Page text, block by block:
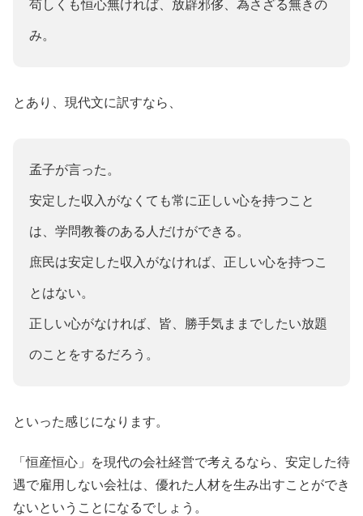
苟しくも恒心無ければ、放辟邪侈、為さざる無きの
み。
とあり、現代文に訳すなら、
孟子が言った。
安定した収入がなくても常に正しい心を持つこと
は、学問教養のある人だけができる。
庶民は安定した収入がなければ、正しい心を持つこ
とはない。
正しい心がなければ、皆、勝手気ままでしたい放題
のことをするだろう。
といった感じになります。
「恒産恒心」を現代の会社経営で考えるなら、安定した待
遇で雇用しない会社は、優れた人材を生み出すことができ
ないということになるでしょう。